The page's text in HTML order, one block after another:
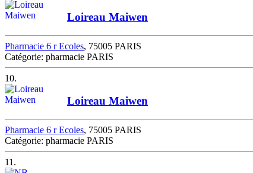
Loireau Maiwen
Pharmacie 6 r Ecoles, 75005 PARIS
Catégorie: pharmacie PARIS
10.
Loireau Maiwen
Pharmacie 6 r Ecoles, 75005 PARIS
Catégorie: pharmacie PARIS
11.